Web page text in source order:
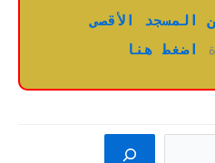
المسجد الأقصى
اضغط هنا